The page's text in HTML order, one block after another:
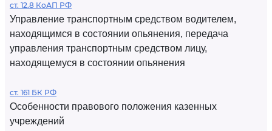
ст. 12.8 КоАП РФ
Управление транспортным средством водителем,
находящимся в состоянии опьянения, передача
управления транспортным средством лицу,
находящемуся в состоянии опьянения
ст. 161 БК РФ
Особенности правового положения казенных
учреждений